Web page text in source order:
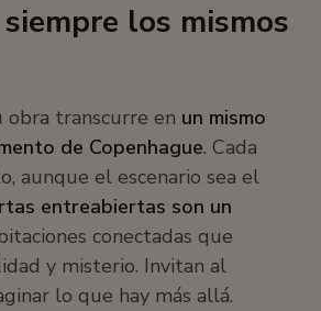
los mismos
obra transcurre en un mismo
de Copenhague. Cada
aunque el escenario sea el
entreabiertas son un
conectadas que
y misterio. Invitan al
lo que hay más allá.